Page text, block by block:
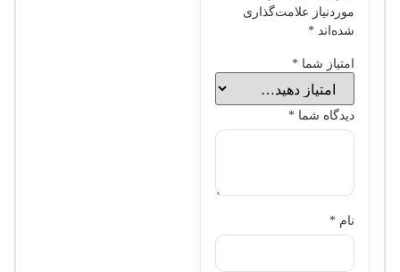
موردنیاز علامت‌گذاری
شده‌اند *
امتیاز شما *
دیدگاه شما *
نام *